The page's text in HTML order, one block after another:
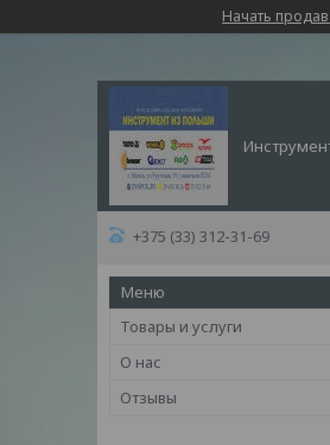
Начать
+375 (33) 312-31-69
Товары и услуги
О нас
Отзывы